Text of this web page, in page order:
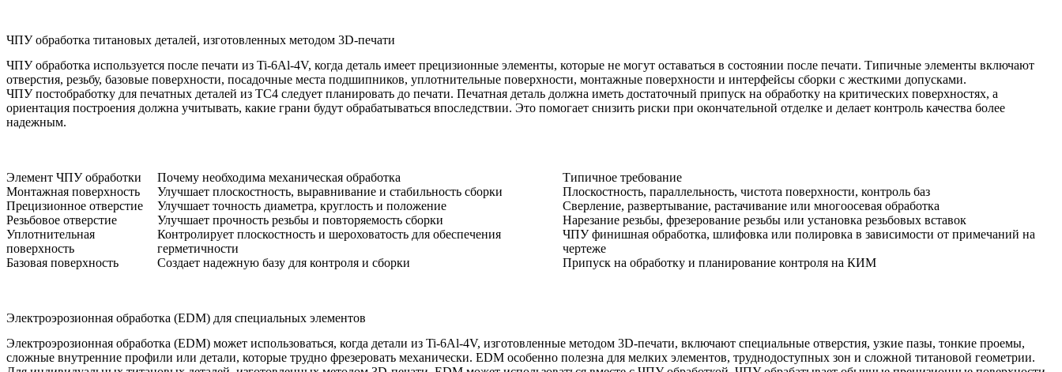
ЧПУ обработка титановых деталей, изготовленных методом 3D-печати
ЧПУ обработка используется после печати из Ti-6Al-4V, когда деталь имеет прецизионные элементы, которые не могут оставаться в состоянии после печати. Типичные элементы включают
отверстия, резьбу, базовые поверхности, посадочные места подшипников, уплотнительные поверхности, монтажные поверхности и интерфейсы сборки с жесткими допусками.
ЧПУ постобработку для печатных деталей из TC4 следует планировать до печати. Печатная деталь должна иметь достаточный припуск на обработку на критических поверхностях, а
ориентация построения должна учитывать, какие грани будут обрабатываться впоследствии. Это помогает снизить риски при окончательной отделке и делает контроль качества более
надежным.
Элемент ЧПУ обработки Почему необходима механическая обработка
Типичное требование
Монтажная поверхность
Улучшает плоскостность, выравнивание и стабильность сборки
Плоскостность, параллельность, чистота поверхности, контроль баз
Прецизионное отверстие
Улучшает точность диаметра, круглость и положение
Сверление, развертывание, растачивание или многоосевая обработка
Резьбовое отверстие
Улучшает прочность резьбы и повторяемость сборки
Нарезание резьбы, фрезерование резьбы или установка резьбовых вставок
Уплотнительная
поверхность
Контролирует плоскостность и шероховатость для обеспечения
герметичности
ЧПУ финишная обработка, шлифовка или полировка в зависимости от примечаний на
чертеже
Базовая поверхность
Создает надежную базу для контроля и сборки Припуск на обработку и планирование контроля на КИМ
Электроэрозионная обработка (EDM) для специальных элементов
Электроэрозионная обработка (EDM) может использоваться, когда детали из Ti-6Al-4V, изготовленные методом 3D-печати, включают специальные отверстия, узкие пазы, тонкие проемы,
сложные внутренние профили или детали, которые трудно фрезеровать механически. EDM особенно полезна для мелких элементов, труднодоступных зон и сложной титановой геометрии.